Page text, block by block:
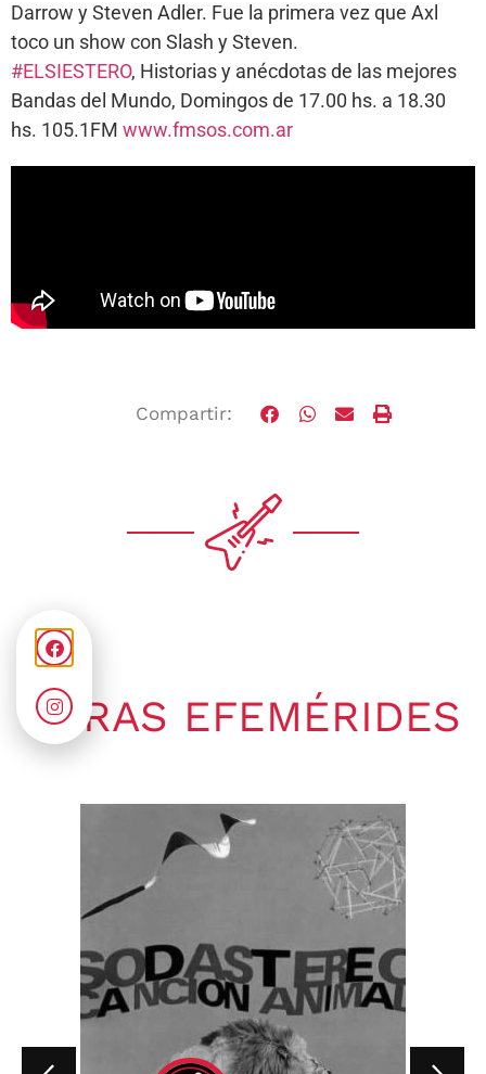
Darrow y Steven Adler. Fue la primera vez que Axl
toco un show con Slash y Steven.
#ELSIESTERO, Historias y anécdotas de las mejores
Bandas del Mundo, Domingos de 17.00 hs. a 18.30
hs. 105.1FM www.fmsos.com.ar
Compartir:
OTRAS EFEMÉRIDES
Gaby Ponchs
6:20 pm
No hay comentarios
07 de agosto de 1964. Se publica
en Estados Unidos, el single «I
Wish You...